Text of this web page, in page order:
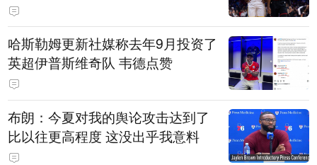
哈斯勒姆更新社媒称去年9月投资了
英超伊普斯维奇队 韦德点赞
布朗：今夏对我的舆论攻击达到了
比以往更高程度 这没出乎我意料